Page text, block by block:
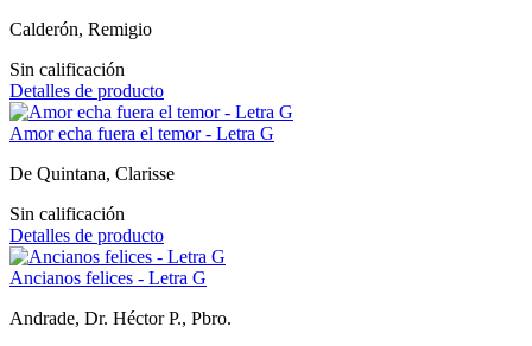
Calderón, Remigio
Sin calificación
Detalles de producto
Amor echa fuera el temor - Letra G
De Quintana, Clarisse
Sin calificación
Detalles de producto
Ancianos felices - Letra G
Andrade, Dr. Héctor P., Pbro.